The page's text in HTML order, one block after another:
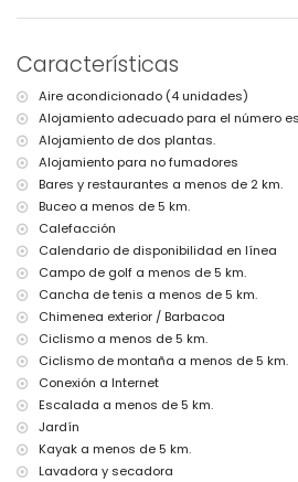
villa)
la villa)
parque más cercano: Pinosol, Jávea (a
villa)
aeropuerto más cercano: Alicante (a
villa)
segundo aeropuerto más cercano:
no se permite fumar
no se permiten mascotas
El alojamiento es muy adecuado para
Instalaciones y servicios incluidos en el
villa
internet (WiFi)
ropa de cama y toallas
servicio de recepción
calefacción por suelo radiante y con aire
Instalaciones y servicios con costo extra
cama extra y cuna/cama para niños
Características
Aire acondicionado (4 unidades)
Alojamiento adecuado para el número
Alojamiento de dos plantas.
Alojamiento para no fumadores
Bares y restaurantes a menos de 2 km.
Buceo a menos de 5 km.
Calefacción
Calendario de disponibilidad en línea
Campo de golf a menos de 5 km.
Cancha de tenis a menos de 5 km.
Chimenea exterior / Barbacoa
Ciclismo a menos de 5 km.
Ciclismo de montaña a menos de 5 km.
Conexión a Internet
Escalada a menos de 5 km.
Jardín
Kayak a menos de 5 km.
Lavadora y secadora